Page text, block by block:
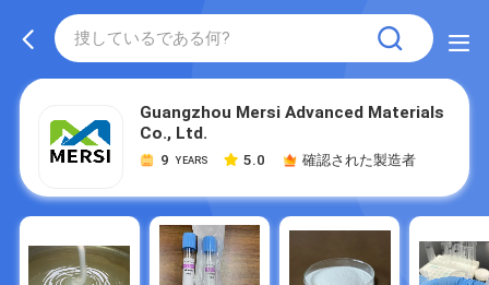
Guangzhou Mersi Advanced Materials
Co., Ltd.
9 YEARS 5.0 確認された製造者